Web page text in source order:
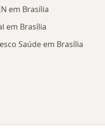
em Brasília
em Brasília
Saúde em Brasília